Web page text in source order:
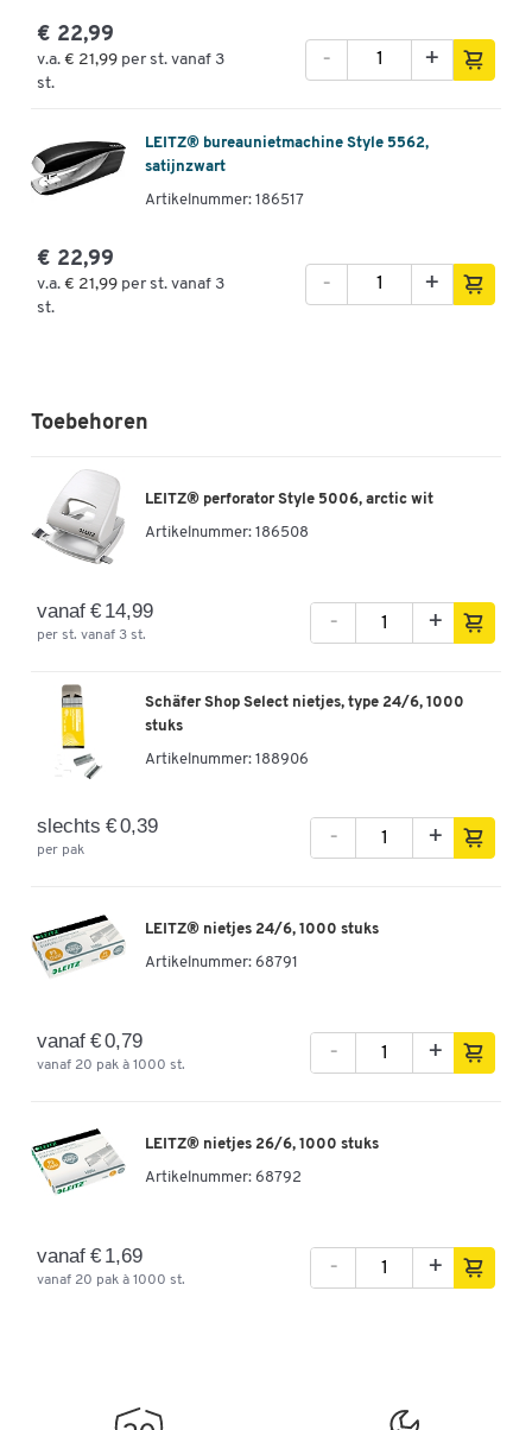
€ 22,99
v.a. € 21,99 per st. vanaf 3
st.
+
-
LEITZ® bureaunietmachine Style 5562,
satijnzwart
Artikelnummer: 186517
€ 22,99
v.a. € 21,99 per st. vanaf 3
st.
+
-
Toebehoren
LEITZ® perforator Style 5006, arctic wit
Artikelnummer: 186508
vanaf € 14,99
per st. vanaf 3 st.
- +
Schäfer Shop Select nietjes, type 24/6, 1000
stuks
Artikelnummer: 188906
slechts € 0,39
per pak
- +
LEITZ® nietjes 24/6, 1000 stuks
Artikelnummer: 68791
vanaf € 0,79
vanaf 20 pak à 1000 st.
- +
LEITZ® nietjes 26/6, 1000 stuks
Artikelnummer: 68792
vanaf € 1,69
vanaf 20 pak à 1000 st.
- +